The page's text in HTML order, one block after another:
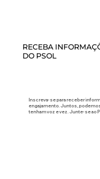
RECEBA
DO PSOL
Inscreva-se para receber
engajamento. Juntos,
tenham voz e vez. Junte-se ao